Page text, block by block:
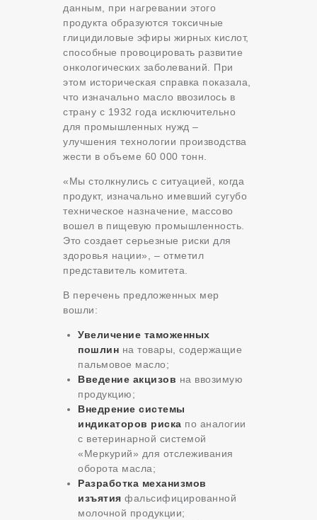
данным, при нагревании этого
продукта образуются токсичные
глицидиловые эфиры жирных кислот,
способные провоцировать развитие
онкологических заболеваний. При
этом историческая справка показала,
что изначально масло ввозилось в
страну с 1932 года исключительно
для промышленных нужд –
улучшения технологии производства
жести в объеме 60 000 тонн.
«Мы столкнулись с ситуацией, когда
продукт, изначально имевший сугубо
техническое назначение, массово
вошел в пищевую промышленность.
Это создает серьезные риски для
здоровья нации», – отметил
представитель комитета.
В перечень предложенных мер
вошли:
Увеличение таможенных
пошлин на товары, содержащие
пальмовое масло;
Введение акцизов на ввозимую
продукцию;
Внедрение системы
индикаторов риска по аналогии
с ветеринарной системой
«Меркурий» для отслеживания
оборота масла;
Разработка механизмов
изъятия фальсифицированной
молочной продукции;